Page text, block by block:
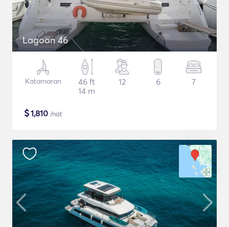
Lagoon 46
Katamaran
46 ft
14 m
12 6 7
$1,810 /nat